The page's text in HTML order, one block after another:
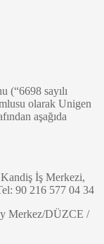
(“6698 sayılı
olarak Unigen
aşağıda
İş Merkezi,
90 216 577 04 34
Merkez/DÜZCE /